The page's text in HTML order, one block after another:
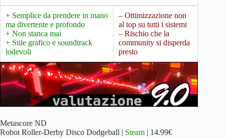
+ Semplice da prendere in mano
ma divertente e profondo
+ Non stanca mai
+ Stile grafico e soundtrack
lodevoli
– Ottimizzazione non
al top su tutti i sistemi
– Rischio che la
community si disperda
presto
Metascore ND
Robot Roller-Derby Disco Dodgeball | Steam | 14.99€